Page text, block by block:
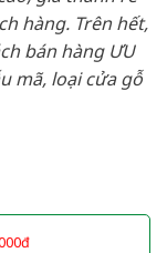
hàng. Trên hết,
bán hàng ƯU
mã, loại cửa gỗ